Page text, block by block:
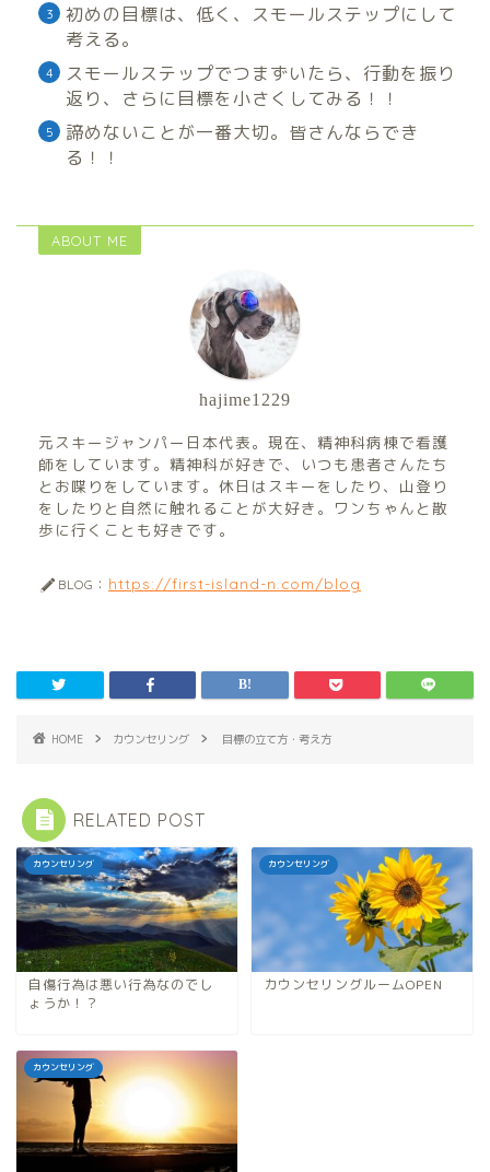
初めの目標は、低く、スモールステップにして
考える。
スモールステップでつまずいたら、行動を振り
返り、さらに目標を小さくしてみる！！
諦めないことが一番大切。皆さんならでき
る！！
ABOUT ME
hajime1229
元スキージャンパー日本代表。現在、精神科病棟で看護
師をしています。精神科が好きで、いつも患者さんたち
とお喋りをしています。休日はスキーをしたり、山登り
をしたりと自然に触れることが大好き。ワンちゃんと散
歩に行くことも好きです。
BLOG： https://first-island-n.com/blog
HOME カウンセリング 目標の立て方・考え方
RELATED POST
カウンセリング
自傷行為は悪い行為なのでし
ょうか！？
カウンセリング
カウンセリングルームOPEN
カウンセリング